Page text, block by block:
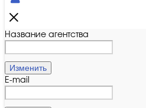
Название агентства
Изменить
E-mail